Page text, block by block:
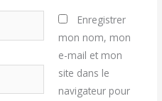
Enregistrer
mon nom, mon
e-mail et mon
site dans le
navigateur pour